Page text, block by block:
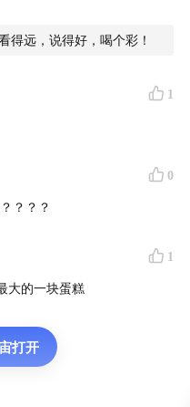
易所发生了什么？从
么看各大交易所管理层
以及，从「投资人」角度
盛顿的见闻。
3 期播客节目！
人？
在日本报道过福岛核
电子前哨基金会）
得远，说得好，喝个彩！
1
0
？？？
1
大的一块蛋糕
打开